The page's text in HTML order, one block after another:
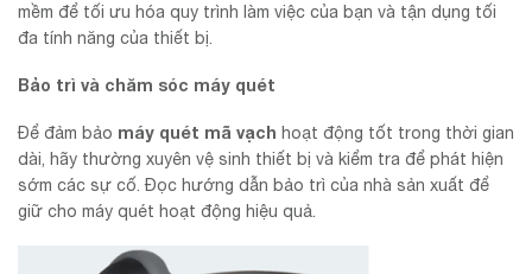
mềm để tối ưu hóa quy trình làm việc của bạn và tận dụng tối
đa tính năng của thiết bị.
Bảo trì và chăm sóc máy quét
Để đảm bảo máy quét mã vạch hoạt động tốt trong thời gian
dài, hãy thường xuyên vệ sinh thiết bị và kiểm tra để phát hiện
sớm các sự cố. Đọc hướng dẫn bảo trì của nhà sản xuất để
giữ cho máy quét hoạt động hiệu quả.